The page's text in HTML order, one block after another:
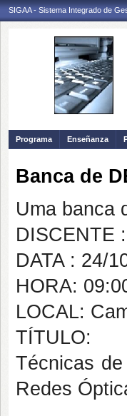
SIGAA - Sistema Integrado de
Programa Enseñanza
Banca de
Uma banca
DISCENTE
DATA : 24/
HORA:
LOCAL:
TÍTULO:
Técnicas
Redes